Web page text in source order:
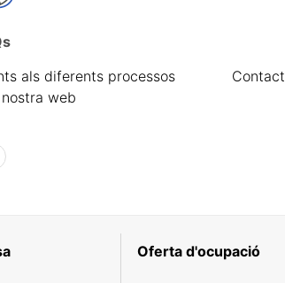
als diferents processos
web
Oferta d'ocupació